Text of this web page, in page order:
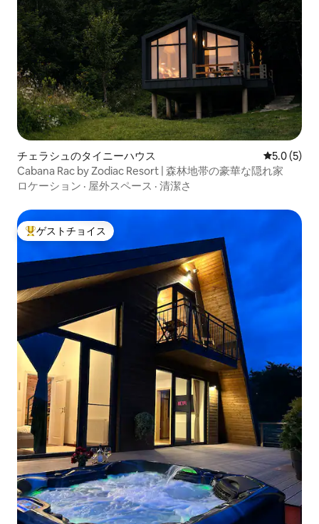
チェラシュのタイニーハウス レビュー5
5.0 (5)
Cabana Rac by Zodiac Resort | 森林地帯の豪華な隠れ家
ロケーション · 屋外スペース · 清潔さ
大好評のゲストチョイスです。
ゲストチョイス